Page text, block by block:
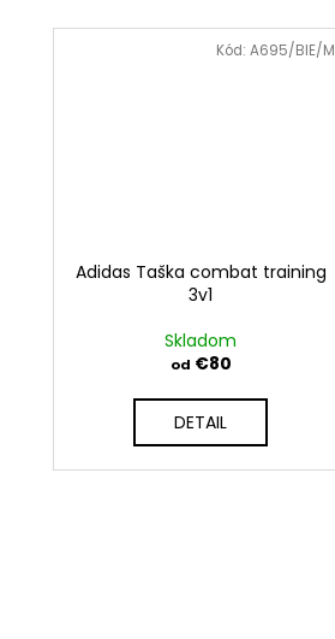
Adidas Taška combat training
3v1
Skladom
od €80
DETAIL
Kód:A695/BIE/M